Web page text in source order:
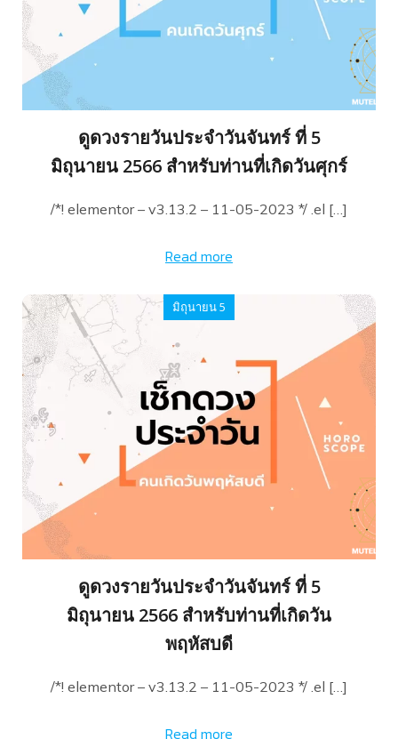
ดูดวงรายวันประจำวันจันทร์ ที่ 5
มิถุนายน 2566 สำหรับท่านที่เกิดวันศุกร์
/*! elementor – v3.13.2 – 11-05-2023 */ .el […]
Read more
มิถุนายน 5
ดูดวงรายวันประจำวันจันทร์ ที่ 5
มิถุนายน 2566 สำหรับท่านที่เกิดวัน
พฤหัสบดี
/*! elementor – v3.13.2 – 11-05-2023 */ .el […]
Read more